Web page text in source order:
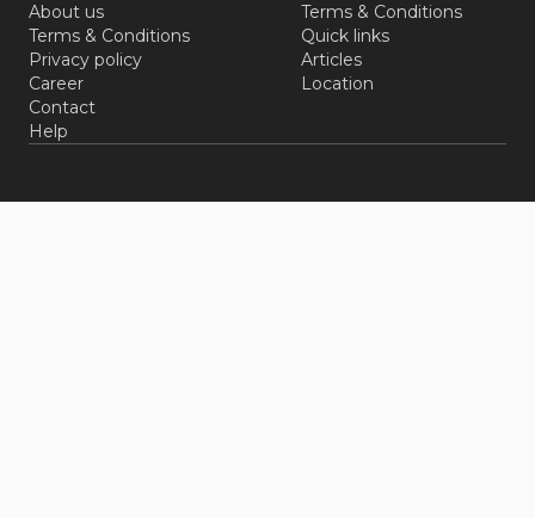
About us
Terms & Conditions
Privacy policy
Career
Contact
Help
Terms & Conditions
Quick links
Articles
Location